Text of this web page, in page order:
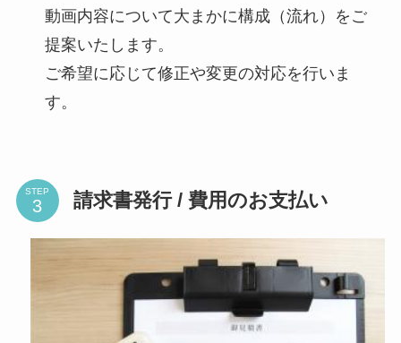
動画内容について大まかに構成（流れ）をご
提案いたします。
ご希望に応じて修正や変更の対応を行いま
す。
STEP 請求書発行 / 費用のお支払い